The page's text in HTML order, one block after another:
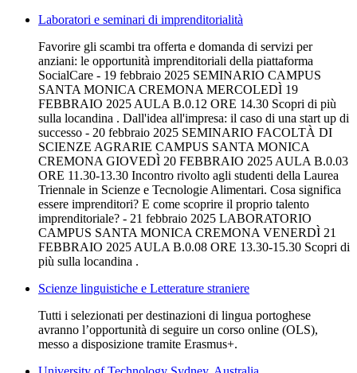
Laboratori e seminari di imprenditorialità
Favorire gli scambi tra offerta e domanda di servizi per
anziani: le opportunità imprenditoriali della piattaforma
SocialCare - 19 febbraio 2025 SEMINARIO CAMPUS
SANTA MONICA CREMONA MERCOLEDÌ 19
FEBBRAIO 2025 AULA B.0.12 ORE 14.30 Scopri di più
sulla locandina . Dall'idea all'impresa: il caso di una start up di
successo - 20 febbraio 2025 SEMINARIO FACOLTÀ DI
SCIENZE AGRARIE CAMPUS SANTA MONICA
CREMONA GIOVEDÌ 20 FEBBRAIO 2025 AULA B.0.03
ORE 11.30-13.30 Incontro rivolto agli studenti della Laurea
Triennale in Scienze e Tecnologie Alimentari. Cosa significa
essere imprenditori? E come scoprire il proprio talento
imprenditoriale? - 21 febbraio 2025 LABORATORIO
CAMPUS SANTA MONICA CREMONA VENERDÌ 21
FEBBRAIO 2025 AULA B.0.08 ORE 13.30-15.30 Scopri di
più sulla locandina .
Scienze linguistiche e Letterature straniere
Tutti i selezionati per destinazioni di lingua portoghese
avranno l’opportunità di seguire un corso online (OLS),
messo a disposizione tramite Erasmus+.